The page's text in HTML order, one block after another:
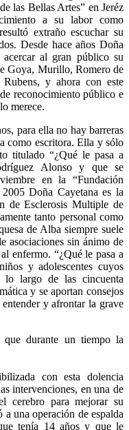
las Bellas Artes” en Jeréz
a su labor como
extraño escuchar su
Desde hace años Doña
al gran público su
Goya, Murillo, Romero de
y ahora con este
reconocimiento público e
merece.
para ella no hay barreras
como escritora. Ella y sólo
titulado “¿Qué le pasa a
Alonso y que se
en la “Fundación
Doña Cayetana es la
de Esclerosis Multiple de
tanto personal como
de Alba siempre suele
asociaciones sin ánimo de
enfermo. “¿Qué le pasa a
y adolescentes cuyos
lo largo de las cincuenta
y se aportan consejos
y afrontar la grave
que durante un tiempo la
con esta dolencia
intervenciones, en una de
cerebro para mejorar su
una operación de espalda
tenía 14 años y que le